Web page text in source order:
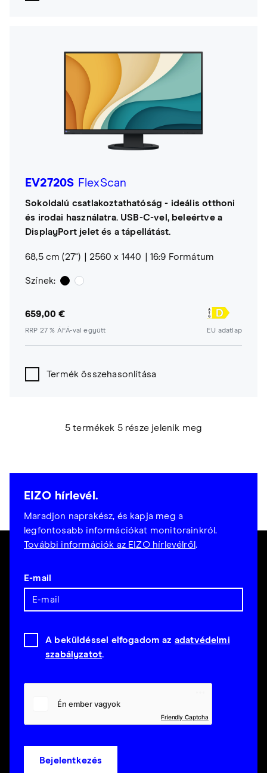
EV2720S FlexScan
Sokoldalú csatlakoztathatóság - ideális otthoni
és irodai használatra. USB-C-vel, beleértve a
DisplayPort jelet és a tápellátást.
68,5 cm (27") 2560 x 1440 16:9 Formátum
Színek:
659,00 €
RRP 27 % ÁFÁ-val együtt EU adatlap
Termék összehasonlítása
5 termékek 5 része jelenik meg
EIZO hírlevél.
Maradjon naprakész, és kapja meg a
legfontosabb információkat monitorainkról.
További információk az EIZO hírlevélről.
E-mail
A beküldéssel elfogadom az adatvédelmi
szabályzatot.
Friendly Captcha
Bejelentkezés